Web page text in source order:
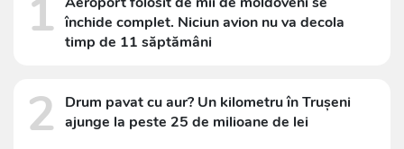
1 închide complet. Niciun avion nu va decola
timp de 11 săptămâni
2
Drum pavat cu aur? Un kilometru în Trușeni
ajunge la peste 25 de milioane de lei